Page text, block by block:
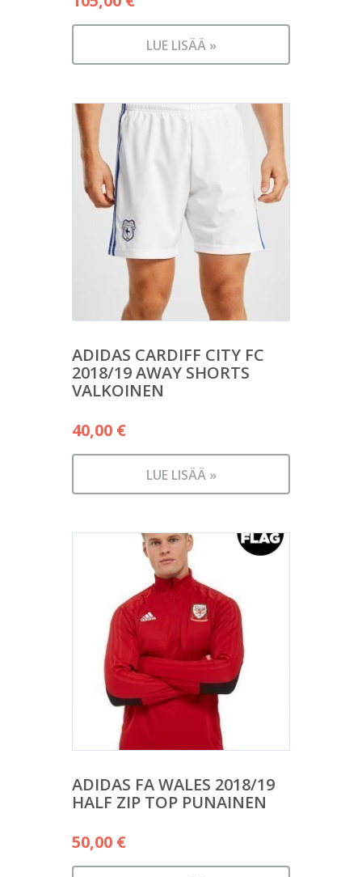
LUE LISÄÄ »
ADIDAS CARDIFF CITY FC
2018/19 AWAY SHORTS
VALKOINEN
40,00 €
LUE LISÄÄ »
ADIDAS FA WALES 2018/19
HALF ZIP TOP PUNAINEN
50,00 €